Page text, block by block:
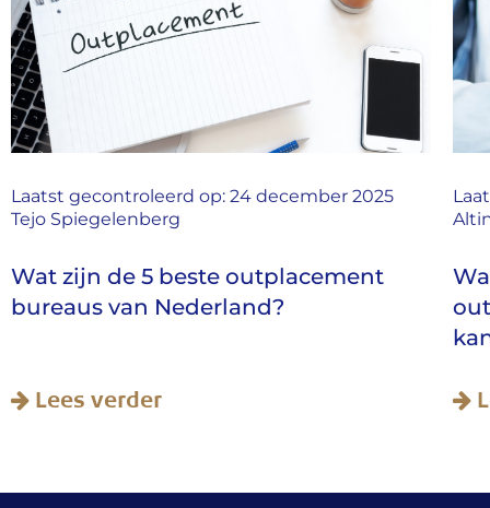
Laatst gecontroleerd op: 24 december 2025
Tejo Spiegelenberg
Wat zijn de 5 beste outplacement
bureaus van Nederland?
Lees verder